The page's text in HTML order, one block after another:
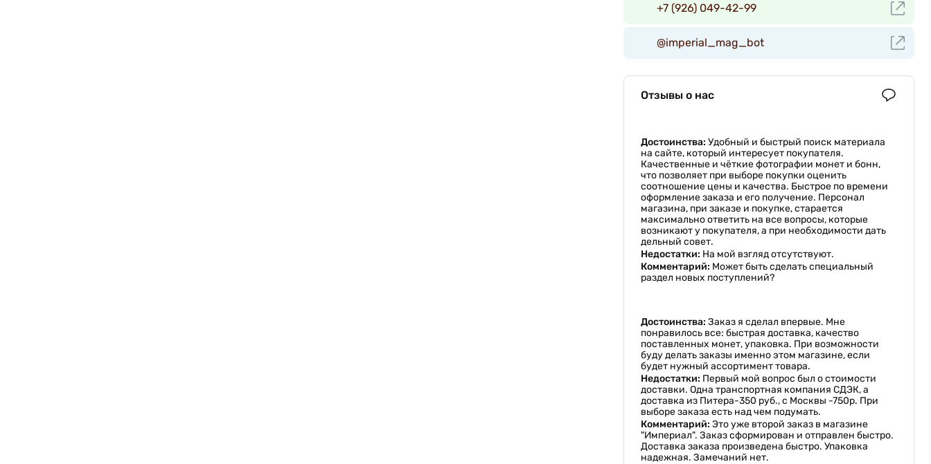
+7 (926) 049-42-99
@imperial_mag_bot
Отзывы о нас
Достоинства: Удобный и быстрый поиск материала
на сайте, который интересует покупателя.
Качественные и чёткие фотографии монет и бонн,
что позволяет при выборе покупки оценить
соотношение цены и качества. Быстрое по времени
оформление заказа и его получение. Персонал
магазина, при заказе и покупке, старается
максимально ответить на все вопросы, которые
возникают у покупателя, а при необходимости дать
дельный совет.
Недостатки: На мой взгляд отсутствуют.
Комментарий: Может быть сделать специальный
раздел новых поступлений?
Достоинства: Заказ я сделал впервые. Мне
понравилось все: быстрая доставка, качество
поставленных монет, упаковка. При возможности
буду делать заказы именно этом магазине, если
будет нужный ассортимент товара.
Недостатки: Первый мой вопрос был о стоимости
доставки. Одна транспортная компания СДЭК, а
доставка из Питера-350 руб., с Москвы -750р. При
выборе заказа есть над чем подумать.
Комментарий: Это уже второй заказ в магазине
"Империал". Заказ сформирован и отправлен быстро.
Доставка заказа произведена быстро. Упаковка
надежная. Замечаний нет.